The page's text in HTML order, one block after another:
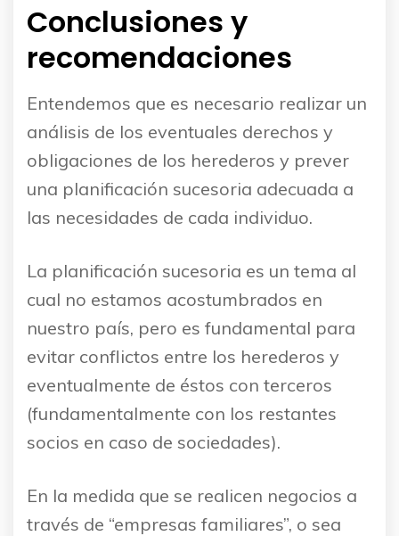
Conclusiones y
recomendaciones
Entendemos que es necesario realizar un
análisis de los eventuales derechos y
obligaciones de los herederos y prever
una planificación sucesoria adecuada a
las necesidades de cada individuo.
La planificación sucesoria es un tema al
cual no estamos acostumbrados en
nuestro país, pero es fundamental para
evitar conflictos entre los herederos y
eventualmente de éstos con terceros
(fundamentalmente con los restantes
socios en caso de sociedades).
En la medida que se realicen negocios a
través de “empresas familiares”, o sea